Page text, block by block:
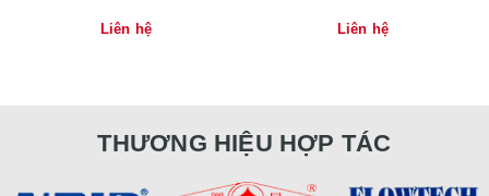
Liên hệ Liên hệ
THƯƠNG HIỆU HỢP TÁC